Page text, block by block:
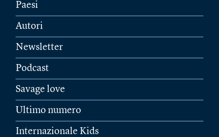
Paesi
Autori
Newsletter
Podcast
Savage love
Ultimo numero
Internazionale Kids